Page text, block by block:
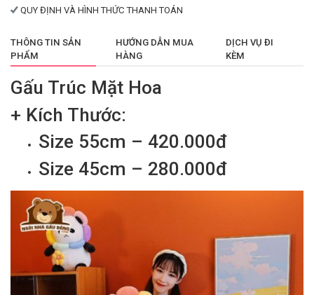
QUY ĐỊNH VÀ HÌNH THỨC THANH TOÁN
THÔNG TIN SẢN
PHẨM
HƯỚNG DẪN MUA
HÀNG
DỊCH VỤ ĐI
KÈM
Gấu Trúc Mặt Hoa
+ Kích Thước:
Size 55cm – 420.000đ
Size 45cm – 280.000đ